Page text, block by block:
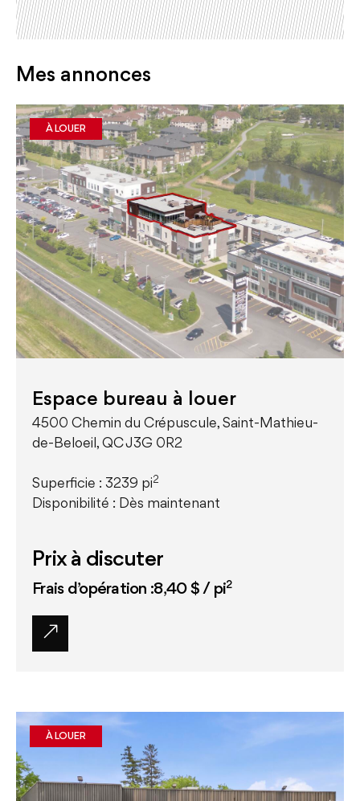
Mes annonces
À LOUER
Espace bureau à louer
4500 Chemin du Crépuscule, Saint-Mathieu-
de-Beloeil, QC J3G 0R2
Superficie : 3239 pi2
Disponibilité : Dès maintenant
Prix à discuter
Frais d’opération :8,40 $ / pi2
À LOUER